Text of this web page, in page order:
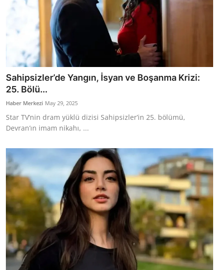
Sahipsizler’de Yangın, İsyan ve Boşanma Krizi:
25. Bölü...
Haber Merkezi May 29, 2025
Star TV’nin dram yüklü dizisi Sahipsizler’in 25. bölümü,
Devran’ın imam nikahı, ...